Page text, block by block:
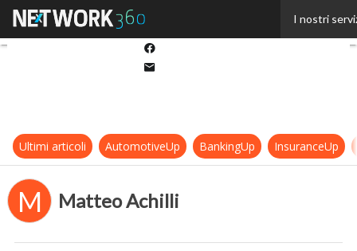
I nostri
Ultimi articoli AutomotiveUp BankingUp InsuranceUp
M Matteo Achilli